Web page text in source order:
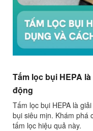
Tấm lọc bụi HEPA
động
Tấm lọc bụi HEPA là
bụi siêu mịn. Khám phá
tấm lọc hiệu quả này.